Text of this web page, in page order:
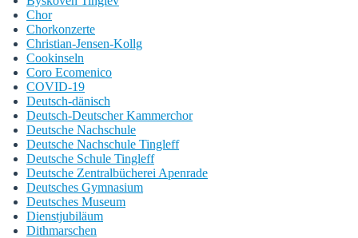
Chor
Chorkonzerte
Christian-Jensen-Kollg
Cookinseln
Coro Ecomenico
COVID-19
Deutsch-dänisch
Deutsch-Deutscher Kammerchor
Deutsche Nachschule
Deutsche Nachschule Tingleff
Deutsche Schule Tingleff
Deutsche Zentralbücherei Apenrade
Deutsches Gymnasium
Deutsches Museum
Dienstjubiläum
Dithmarschen